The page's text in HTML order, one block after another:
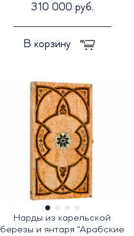
310 000 руб.
В корзину
Нарды из карельской
березы и янтаря "Арабские